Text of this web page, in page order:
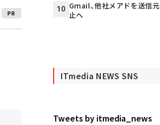
PR 10 Gmail、他社メアドを送信
止へ
ITmedia NEWS SNS
Tweets by itmedia_news